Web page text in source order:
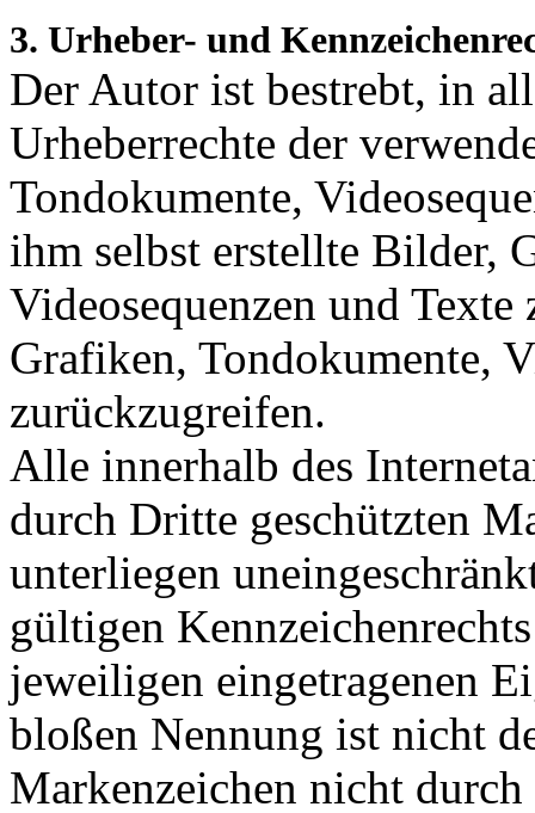
3. Urheber- und
Der Autor ist bestrebt, in
Urheberrechte der
Tondokumente,
ihm selbst erstellte Bilder,
Videosequenzen und
Grafiken, Tondokumente,
zurückzugreifen.
Alle innerhalb des
durch Dritte geschützten
unterliegen
gültigen
jeweiligen eingetragenen
bloßen Nennung ist nicht
Markenzeichen nicht